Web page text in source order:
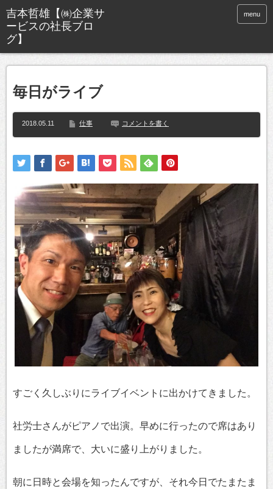
menu
毎日がライブ
2018.05.11 仕事 コメントを書く
すごく久しぶりにライブイベントに出かけてきました。
社労士さんがピアノで出演。早めに行ったので席はあり
ましたが満席で、大いに盛り上がりました。
朝に日時と会場を知ったんですが、それ今日でたまたま